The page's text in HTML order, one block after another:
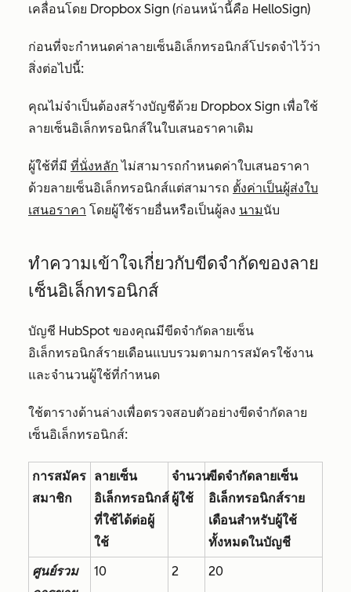
เคลื่อนโดย Dropbox Sign (ก่อนหน้านี้คือ HelloSign)
ก่อนที่จะกำหนดค่าลายเซ็นอิเล็กทรอนิกส์โปรดจำไว้ว่า
สิ่งต่อไปนี้:
คุณไม่จำเป็นต้องสร้างบัญชีด้วย Dropbox Sign เพื่อใช้
ลายเซ็นอิเล็กทรอนิกส์ในใบเสนอราคาเดิม
ผู้ใช้ที่มี ที่นั่งหลัก ไม่สามารถกำหนดค่าใบเสนอราคา
ด้วยลายเซ็นอิเล็กทรอนิกส์แต่สามารถ ตั้งค่าเป็นผู้ส่งใบ
เสนอราคา โดยผู้ใช้รายอื่นหรือเป็นผู้ลง นามนับ
ทำความเข้าใจเกี่ยวกับขีดจำกัดของลาย
เซ็นอิเล็กทรอนิกส์
บัญชี HubSpot ของคุณมีขีดจำกัดลายเซ็น
อิเล็กทรอนิกส์รายเดือนแบบรวมตามการสมัครใช้งาน
และจำนวนผู้ใช้ที่กำหนด
ใช้ตารางด้านล่างเพื่อตรวจสอบตัวอย่างขีดจำกัดลาย
เซ็นอิเล็กทรอนิกส์:
การสมัคร
สมาชิก
ลายเซ็น
อิเล็กทรอนิกส์
ที่ใช้ได้ต่อผู้
ใช้
จำนวน
ผู้ใช้
ขีดจำกัดลายเซ็น
อิเล็กทรอนิกส์ราย
เดือนสำหรับผู้ใช้
ทั้งหมดในบัญชี
ศูนย์รวม
10 2 20